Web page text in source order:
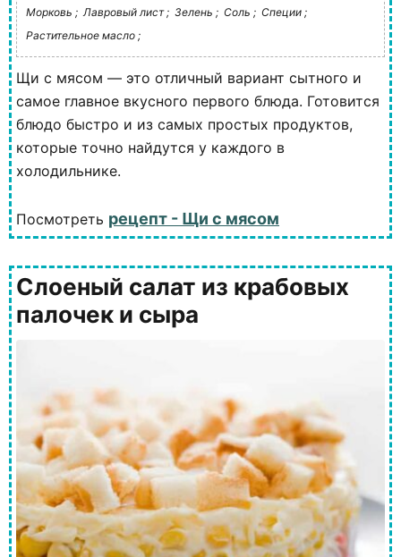
Морковь ; Лавровый лист ; Зелень ; Соль ; Специи ;
Растительное масло ;
Щи с мясом — это отличный вариант сытного и
самое главное вкусного первого блюда. Готовится
блюдо быстро и из самых простых продуктов,
которые точно найдутся у каждого в
холодильнике.
Посмотреть рецепт - Щи с мясом
Слоеный салат из крабовых
палочек и сыра